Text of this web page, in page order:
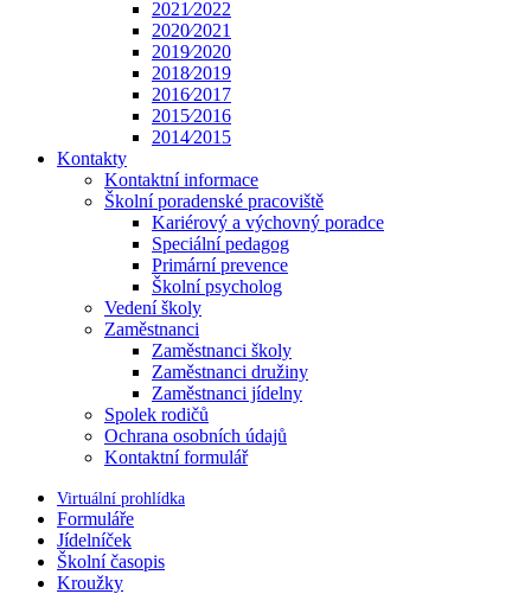
2021⁄2022
2020⁄2021
2019⁄2020
2018⁄2019
2016⁄2017
2015⁄2016
2014⁄2015
Kontakty
Kontaktní informace
Školní poradenské pracoviště
Kariérový a výchovný poradce
Speciální pedagog
Primární prevence
Školní psycholog
Vedení školy
Zaměstnanci
Zaměstnanci školy
Zaměstnanci družiny
Zaměstnanci jídelny
Spolek rodičů
Ochrana osobních údajů
Kontaktní formulář
Virtuální prohlídka
Formuláře
Jídelníček
Školní časopis
Kroužky